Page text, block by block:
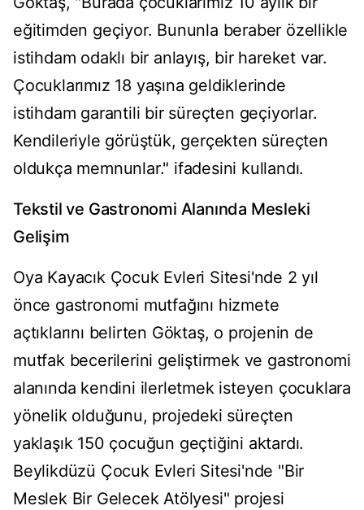
eğitimden geçiyor. Bununla beraber özellikle
istihdam odaklı bir anlayış, bir hareket var.
Çocuklarımız 18 yaşına geldiklerinde
istihdam garantili bir süreçten geçiyorlar.
Kendileriyle görüştük, gerçekten süreçten
oldukça memnunlar." ifadesini kullandı.
Tekstil ve Gastronomi Alanında Mesleki
Gelişim
Oya Kayacık Çocuk Evleri Sitesi'nde 2 yıl
önce gastronomi mutfağını hizmete
açtıklarını belirten Göktaş, o projenin de
mutfak becerilerini geliştirmek ve gastronomi
alanında kendini ilerletmek isteyen çocuklara
yönelik olduğunu, projedeki süreçten
yaklaşık 150 çocuğun geçtiğini aktardı.
Beylikdüzü Çocuk Evleri Sitesi'nde "Bir
Meslek Bir Gelecek Atölyesi" projesi